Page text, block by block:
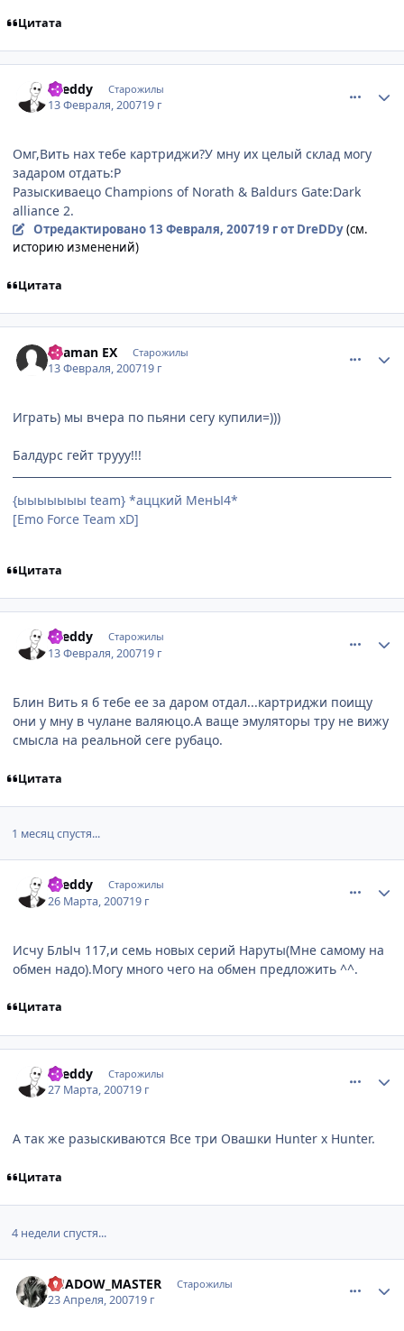
Цитата
Dreddy Старожилы
13 Февраля, 200719 г
Омг,Вить нах тебе картриджи?У мну их целый склад могу
задаром отдать:P
Разыскиваецо Champions of Norath & Baldurs Gate:Dark
alliance 2.
Отредактировано 13 Февраля, 200719 гот DreDDy(см.
историю изменений)
Цитата
Shaman EX Старожилы
13 Февраля, 200719 г
Играть) мы вчера по пьяни сегу купили=)))
Балдурс гейт трууу!!!
{ыыыыыыы team} *аццкий МенЫ4*
[Emo Force Team xD]
Цитата
Dreddy Старожилы
13 Февраля, 200719 г
Блин Вить я б тебе ее за даром отдал...картриджи поищу
они у мну в чулане валяюцо.А ваще эмуляторы тру не вижу
смысла на реальной сеге рубацо.
Цитата
1 месяц спустя...
Dreddy Старожилы
26 Марта, 200719 г
Исчу БлЫч 117,и семь новых серий Наруты(Мне самому на
обмен надо).Могу много чего на обмен предложить ^^.
Цитата
Dreddy Старожилы
27 Марта, 200719 г
А так же разыскиваются Все три Овашки Hunter x Hunter.
Цитата
4 недели спустя...
SHADOW_MASTER Старожилы
23 Апреля, 200719 г